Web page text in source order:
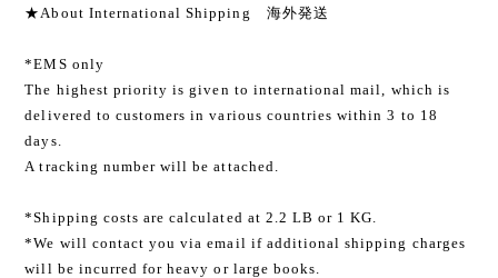
★About International Shipping 海外発送
*EMS only
The highest priority is given to international mail, which is
delivered to customers in various countries within 3 to 18
days.
A tracking number will be attached.
*Shipping costs are calculated at 2.2 LB or 1 KG.
*We will contact you via email if additional shipping charges
will be incurred for heavy or large books.